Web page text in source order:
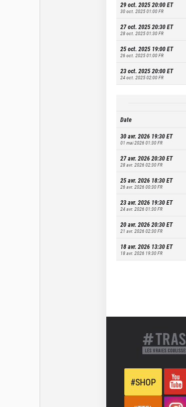
29 oct. 2025 20:00ET
30 oct. 2025 01:00FR
27 oct. 2025 20:30ET
28 oct. 2025 01:30FR
25 oct. 2025 19:00ET
26 oct. 2025 01:00FR
23 oct. 2025 20:00ET
24 oct. 2025 02:00FR
Date
30 avr. 2026 19:30ET
01 mai 2026 01:30FR
27 avr. 2026 20:30ET
28 avr. 2026 02:30FR
25 avr. 2026 18:30ET
26 avr. 2026 00:30FR
23 avr. 2026 19:30ET
24 avr. 2026 01:30FR
20 avr. 2026 20:30ET
21 avr. 2026 02:30FR
18 avr. 2026 13:30ET
18 avr. 2026 19:30FR
#SHOP